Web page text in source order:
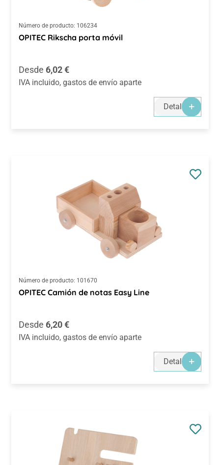
Número de producto: 106234
OPITEC Rikscha porta móvil
Precio normal:
Desde 6,02 €
IVA incluido, gastos de envío aparte
Detalles
Número de producto: 101670
OPITEC Camión de notas Easy Line
Precio normal:
Desde 6,20 €
IVA incluido, gastos de envío aparte
Detalles